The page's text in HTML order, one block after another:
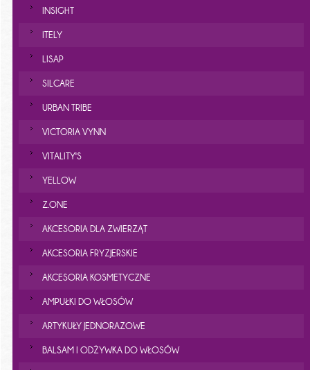
INSIGHT
ITELY
LISAP
SILCARE
URBAN TRIBE
VICTORIA VYNN
VITALITY'S
YELLOW
Z.ONE
AKCESORIA DLA ZWIERZĄT
AKCESORIA FRYZJERSKIE
AKCESORIA KOSMETYCZNE
AMPUŁKI DO WŁOSÓW
ARTYKUŁY JEDNORAZOWE
BALSAM I ODŻYWKA DO WŁOSÓW